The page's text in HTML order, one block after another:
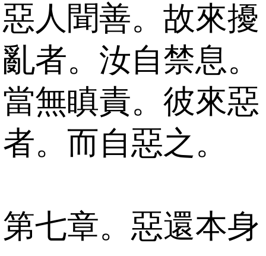
惡人聞善。故來擾
亂者。汝自禁息。
當無瞋責。彼來惡
者。而自惡之。
第七章。惡還本身